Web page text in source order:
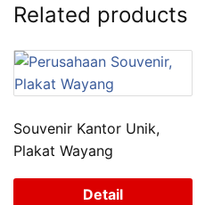
Related products
Souvenir Kantor Unik,
Plakat Wayang
Detail